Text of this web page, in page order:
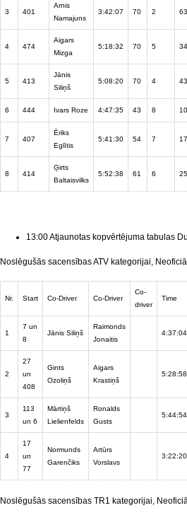
3 401
Arnis
Namajuns
3:42:07 70 2 63
4 474
Aigars
Mizga
5:18:32 70 5 34
5 413
Jānis
Siliņš
5:08:20 70 4 43
6 444 Ivars Roze 4:47:35 43 8 10
7 407
Ēriks
Eglītis
5:41:30 54 7 17
8 414
Ģirts
Baltaisvilks
5:52:38 61 6 25
13:00 Atjaunotas kopvērtējuma tabulas
Noslēgušās sacensības ATV kategorijai,
Nr. Start Co-Driver Co-Driver
Co-
driver
Time
1
7 un
8
Jānis Siliņš
Raimonds
Jonaitis
4:37:04
2
27
un
408
Gints
Ozoliņš
Aigars
Krastiņš
5:28:58
3
113
un 6
Mārtiņš
Lielienfelds
Ronalds
Gusts
5:44:54
4
17
un
77
Normunds
Garenčiks
Artūrs
Vorslavs
3:22:20
Noslēgušās sacensības TR1 kategorijai,